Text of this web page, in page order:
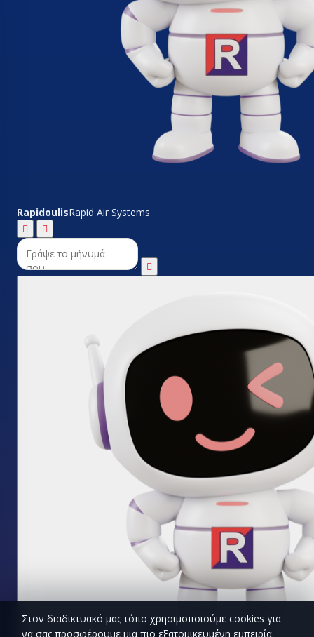
RapidoulisRapid Air Systems
Στον διαδικτυακό μας τόπο χρησιμοποιούμε cookies για
να σας προσφέρουμε μια πιο εξατομικευμένη εμπειρία.